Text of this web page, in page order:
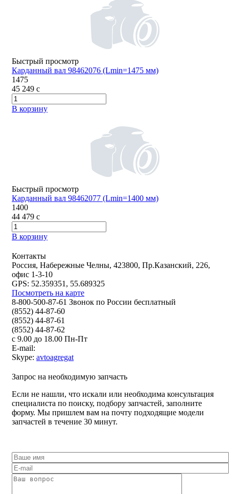
Быстрый просмотр
Карданный вал 98462076 (Lmin=1475 мм)
1475
45 249 c
В корзину
Быстрый просмотр
Карданный вал 98462077 (Lmin=1400 мм)
1400
44 479 c
В корзину
Контакты
Россия, Набережные Челны, 423800, Пр.Казанский, 226,
офис 1-3-10
GPS: 52.359351, 55.689325
Посмотреть на карте
8-800-500-87-61 Звонок по России бесплатный
(8552) 44-87-60
(8552) 44-87-61
(8552) 44-87-62
с 9.00 до 18.00 Пн-Пт
E-mail:
Skype: avtoagregat
Запрос на необходимую запчасть
Если не нашли, что искали или необходима консультация
специалиста по поиску, подбору запчастей, заполните
форму. Мы пришлем вам на почту подходящие модели
запчастей в течение 30 минут.